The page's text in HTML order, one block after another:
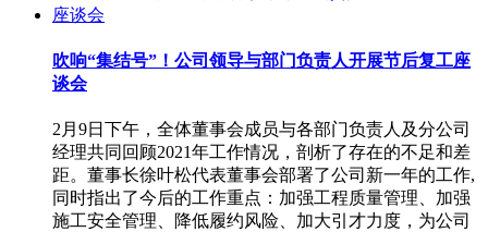
吹响“集结号”！公司领导与部门负责人开展节后复工座
谈会
2月9日下午，全体董事会成员与各部门负责人及分公司
经理共同回顾2021年工作情况，剖析了存在的不足和差
距。董事长徐叶松代表董事会部署了公司新一年的工作,
同时指出了今后的工作重点：加强工程质量管理、加强
施工安全管理、降低履约风险、加大引才力度，为公司